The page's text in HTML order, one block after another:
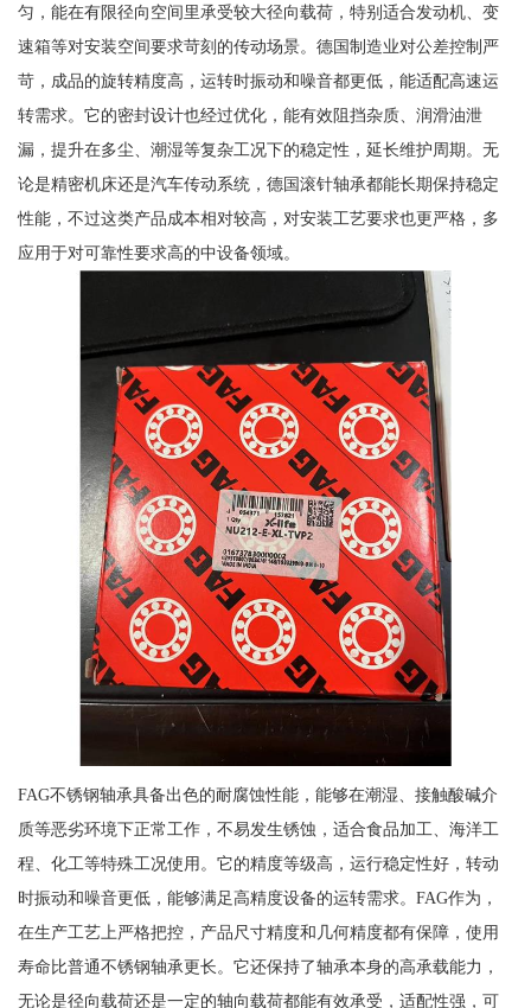
匀，能在有限径向空间里承受较大径向载荷，特别适合发动机、变
速箱等对安装空间要求苛刻的传动场景。德国制造业对公差控制严
苛，成品的旋转精度高，运转时振动和噪音都更低，能适配高速运
转需求。它的密封设计也经过优化，能有效阻挡杂质、润滑油泄
漏，提升在多尘、潮湿等复杂工况下的稳定性，延长维护周期。无
论是精密机床还是汽车传动系统，德国滚针轴承都能长期保持稳定
性能，不过这类产品成本相对较高，对安装工艺要求也更严格，多
应用于对可靠性要求高的中设备领域。
FAG不锈钢轴承具备出色的耐腐蚀性能，能够在潮湿、接触酸碱介
质等恶劣环境下正常工作，不易发生锈蚀，适合食品加工、海洋工
程、化工等特殊工况使用。它的精度等级高，运行稳定性好，转动
时振动和噪音更低，能够满足高精度设备的运转需求。FAG作为，
在生产工艺上严格把控，产品尺寸精度和几何精度都有保障，使用
寿命比普通不锈钢轴承更长。它还保持了轴承本身的高承载能力，
无论是径向载荷还是一定的轴向载荷都能有效承受，适配性强，可